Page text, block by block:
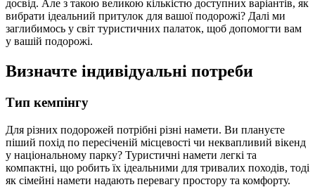
досвід. Але з такою великою кількістю доступних варіантів, як
вибрати ідеальний притулок для вашої подорожі? Далі ми
заглибимось у світ туристичних палаток, щоб допомогти вам
у вашій подорожі.
Визначте індивідуальні потреби
Тип кемпінгу
Для різних подорожей потрібні різні намети. Ви плануєте
піший похід по пересіченій місцевості чи неквапливий вікенд
у національному парку? Туристичні намети легкі та
компактні, що робить їх ідеальними для тривалих походів, тоді
як сімейні намети надають перевагу простору та комфорту.